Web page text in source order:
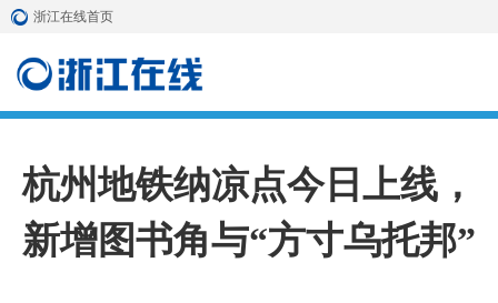
浙江在线首页
杭州地铁纳凉点今日上线，
新增图书角与“方寸乌托邦”